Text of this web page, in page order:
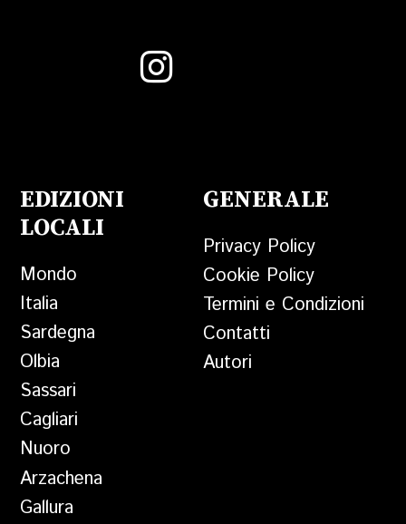
EDIZIONI
LOCALI
Mondo
Italia
Sardegna
Olbia
Sassari
Cagliari
Nuoro
Arzachena
Gallura
GENERALE
Privacy Policy
Cookie Policy
Termini e Condizioni
Contatti
Autori